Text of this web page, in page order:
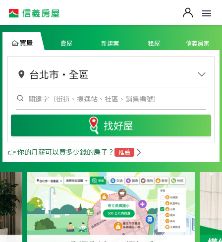
買屋 賣屋 新建案 租屋 信義居家
台北市 ・ 全區
找好屋
👉 你的月薪可以買多少錢的房子？ 推薦